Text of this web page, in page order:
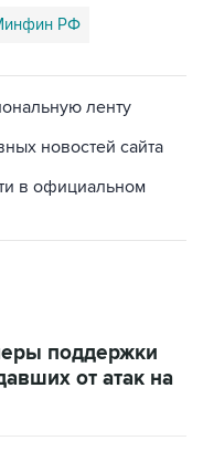
новостей сайта
в официальном
от атак на